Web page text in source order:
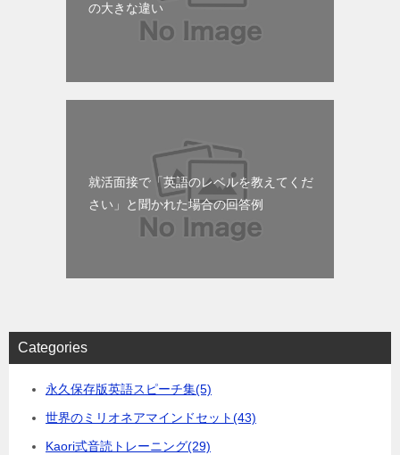
の大きな違い
就活面接で「英語のレベルを教えてくだ
さい」と聞かれた場合の回答例
Categories
永久保存版英語スピーチ集(5)
世界のミリオネアマインドセット(43)
Kaori式音読トレーニング(29)